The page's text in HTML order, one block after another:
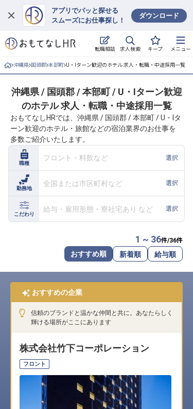
アプリでパッと探せる
スムーズにお仕事探し！
ダウンロード
転職相談 求人検索 キープ メニュー
ログイン
求人・施設を探す
就職・転職 合同説明会
おもてなしHRについて
ご利用の流れ
よくある質問
ホテル・宿泊業界情報コラム
転職サポートに申し込む
採用をお考えの企業様へ
沖縄県 国頭郡 本部町 U・Iターン歓迎のホテル 求人・転職・中途採用一覧
沖縄県 / 国頭郡 / 本部町 / U・Iターン歓迎
のホテル 求人・転職・中途採用一覧
おもてなしHRでは、沖縄県 / 国頭郡 / 本部町 / U・Iタ
ーン歓迎のホテル・旅館などの宿泊業界のお仕事を
多数ご紹介いたします。
職種
フロント・料飲など 選択
勤務地
全国または市区町村など 選択
こだわり
給与・雇用形態・寮社宅あり など 選択
1 ~ 36件/36件
おすすめ順 新着順 給与順
おすすめの企業
信頼のブランドと温かな仲間と共に。あなたらしく
輝ける場所がここにあります
株式会社竹下コーポレーション
フロント